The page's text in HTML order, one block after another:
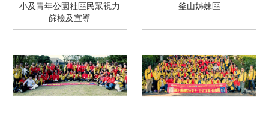
小及青年公園社區民眾視力
篩檢及宣導
釜山姊妹區